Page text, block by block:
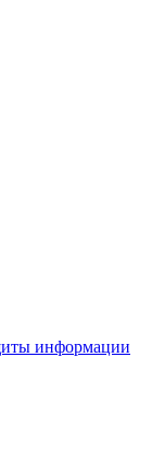
информации